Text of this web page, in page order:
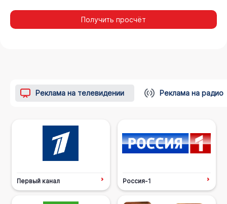
Получить просчёт
Реклама на телевидении Реклама на радио
Первый канал Россия-1